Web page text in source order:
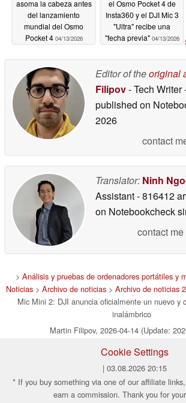
asoma la cabeza antes
del lanzamiento
mundial del Osmo
Pocket 4 04/13/2026
el Osmo Pocket 4 de
Insta360 y el DJI Mic 3
"Ultra" recibe una
"fecha previa" 04/13/2026
Editor of theoriginal
Filipov- Tech Writer
published on
2026
contact
Translator: Ninh
Assistant- 816412
on Notebookcheck
contact me
> Análisis y pruebas de ordenadores portátiles y
Noticias> Archivo de noticias> Archivo de noticias
Mic Mini 2: DJI anuncia oficialmente un nuevo y
inalámbrico
Martin Filipov, 2026-04-14 (Update:
Cookie Settings
| 03.08.2026 20:15
* If you buy something via one of our affiliate
earn a commission. Thank you for